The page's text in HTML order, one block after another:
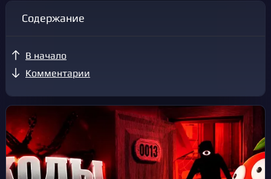
Содержание
В начало
Комментарии